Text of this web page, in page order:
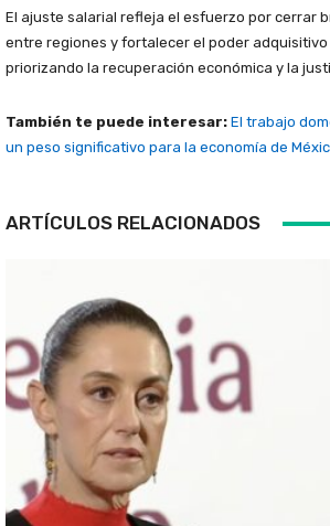
El ajuste salarial refleja el esfuerzo por cerrar
entre regiones y fortalecer el poder adquisitivo
priorizando la recuperación económica y la
También te puede interesar: El trabajo
un peso significativo para la economía de
ARTÍCULOS RELACIONADOS